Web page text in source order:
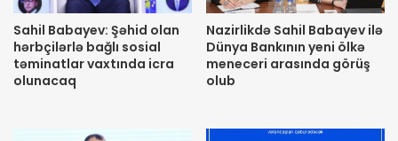
Sahil Babayev: Şəhid olan
hərbçilərlə bağlı sosial
təminatlar vaxtında icra
olunacaq
Nazirlikdə Sahil Babayev ilə
Dünya Bankının yeni ölkə
meneceri arasında görüş
olub